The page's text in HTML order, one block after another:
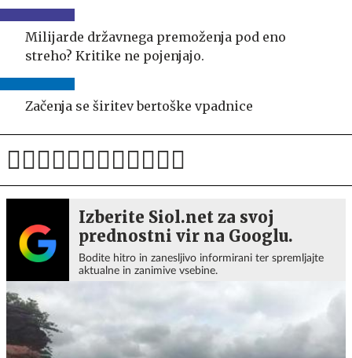
Milijarde državnega premoženja pod eno
streho? Kritike ne pojenjajo.
Začenja se širitev bertoške vpadnice
Izberite Siol.net za svoj
prednostni vir na Googlu.
Bodite hitro in zanesljivo informirani ter spremljajte
aktualne in zanimive vsebine.